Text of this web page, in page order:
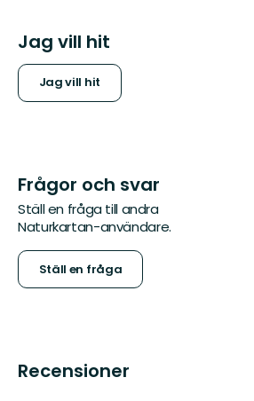
Jag vill hit
Jag vill hit
Frågor och svar
Ställ en fråga till andra
Naturkartan-användare.
Ställ en fråga
Recensioner